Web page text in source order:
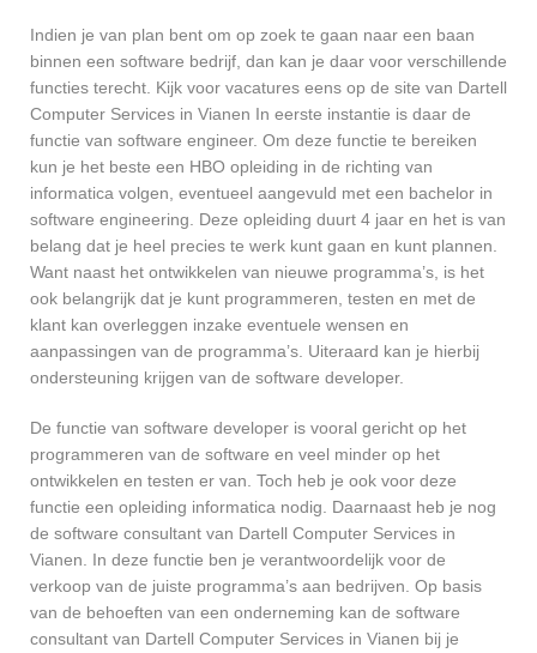
Indien je van plan bent om op zoek te gaan naar een baan
binnen een software bedrijf, dan kan je daar voor verschillende
functies terecht. Kijk voor vacatures eens op de site van Dartell
Computer Services in Vianen In eerste instantie is daar de
functie van software engineer. Om deze functie te bereiken
kun je het beste een HBO opleiding in de richting van
informatica volgen, eventueel aangevuld met een bachelor in
software engineering. Deze opleiding duurt 4 jaar en het is van
belang dat je heel precies te werk kunt gaan en kunt plannen.
Want naast het ontwikkelen van nieuwe programma’s, is het
ook belangrijk dat je kunt programmeren, testen en met de
klant kan overleggen inzake eventuele wensen en
aanpassingen van de programma’s. Uiteraard kan je hierbij
ondersteuning krijgen van de software developer.
De functie van software developer is vooral gericht op het
programmeren van de software en veel minder op het
ontwikkelen en testen er van. Toch heb je ook voor deze
functie een opleiding informatica nodig. Daarnaast heb je nog
de software consultant van Dartell Computer Services in
Vianen. In deze functie ben je verantwoordelijk voor de
verkoop van de juiste programma’s aan bedrijven. Op basis
van de behoeften van een onderneming kan de software
consultant van Dartell Computer Services in Vianen bij je